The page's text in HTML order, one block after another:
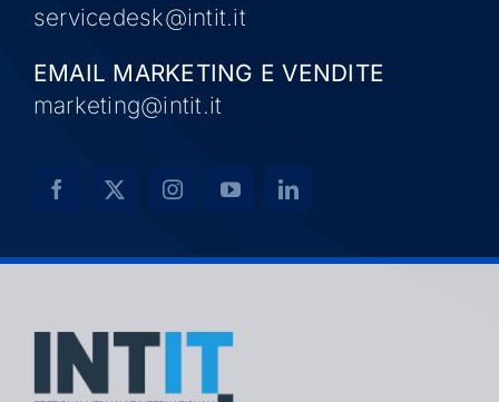
servicedesk@intit.it
EMAIL MARKETING E VENDITE
marketing@intit.it